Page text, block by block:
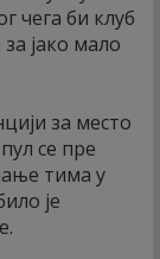
чега би клуб
јако мало
за место
се пре
тима у
је